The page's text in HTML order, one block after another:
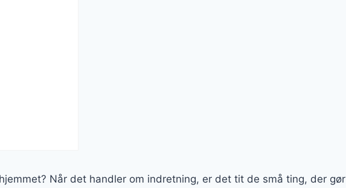
Når det handler om indretning, er det tit de små ting, der gør